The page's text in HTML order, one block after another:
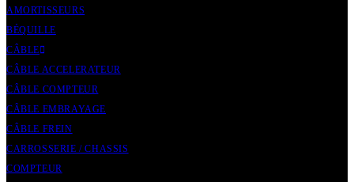
AMORTISSEURS
BÉQUILLE
CÂBLE
CÂBLE ACCELERATEUR
CÂBLE COMPTEUR
CÂBLE EMBRAYAGE
CÂBLE FREIN
CARROSSERIE / CHASSIS
COMPTEUR